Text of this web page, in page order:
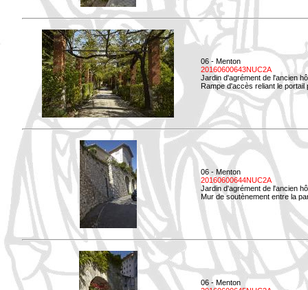
06 - Menton
20160600643NUC2A
Jardin d'agrément de l'ancien
Rampe d'accès reliant le
06 - Menton
20160600644NUC2A
Jardin d'agrément de l'ancien
Mur de soutènement entre la
06 - Menton